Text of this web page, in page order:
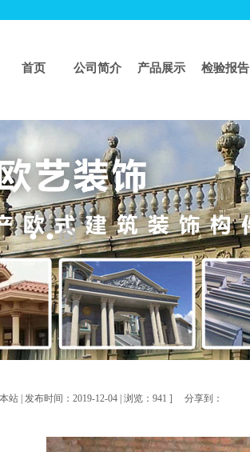
首页 公司简介 产品展示 检验报告
生产设备
站 | 发布时间：2019-12-04 | 浏览：941 ] 分享到：